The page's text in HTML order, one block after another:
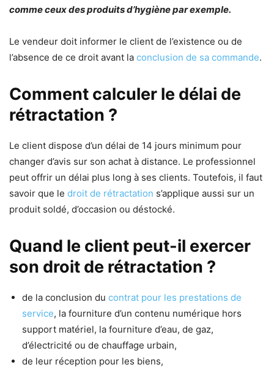
comme ceux des produits d’hygiène par exemple.
Le vendeur doit informer le client de l’existence ou de
l’absence de ce droit avant la conclusion de sa commande.
Comment calculer le délai de
rétractation ?
Le client dispose d’un délai de 14 jours minimum pour
changer d’avis sur son achat à distance. Le professionnel
peut offrir un délai plus long à ses clients. Toutefois, il faut
savoir que le droit de rétractation s’applique aussi sur un
produit soldé, d’occasion ou déstocké.
Quand le client peut-il exercer
son droit de rétractation ?
de la conclusion du contrat pour les prestations de
service, la fourniture d’un contenu numérique hors
support matériel, la fourniture d’eau, de gaz,
d’électricité ou de chauffage urbain,
de leur réception pour les biens,